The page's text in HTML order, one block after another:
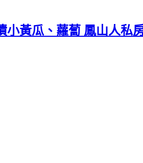
小黃瓜、蘿蔔 鳳山人私